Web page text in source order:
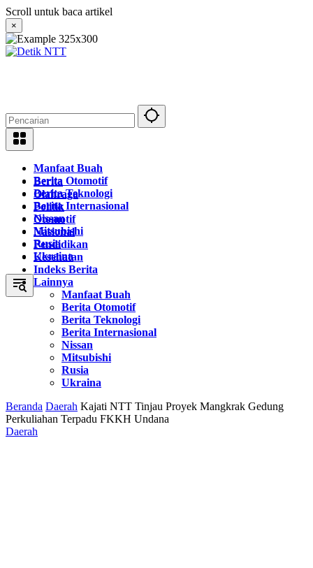
Langsung
ke
konten
Scroll untuk baca artikel
×
Manfaat Buah
Berita Otomotif
Berita Teknologi
Berita Internasional
Nissan
Mitsubishi
Rusia
Ukraina
Berita
Olahraga
Politik
Otomotif
Nasional
Pendidikan
Kesehatan
Indeks Berita
Lainnya
Manfaat Buah
Berita Otomotif
Berita Teknologi
Berita Internasional
Nissan
Mitsubishi
Rusia
Ukraina
Beranda Daerah Kajati NTT Tinjau Proyek Mangkrak Gedung
Perkuliahan Terpadu FKKH Undana
Daerah